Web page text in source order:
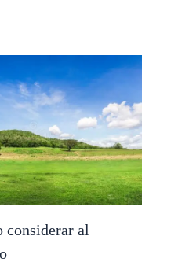
considerar al